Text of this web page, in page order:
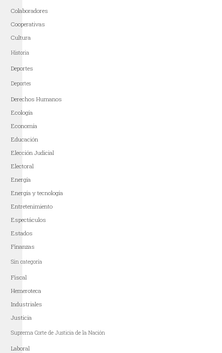
Colaboradores
Cooperativas
Cultura
Historia
Deportes
Deportes
Derechos Humanos
Ecología
Economía
Educación
Elección Judicial
Electoral
Energía
Energía y tecnología
Entretenimiento
Espectáculos
Estados
Finanzas
Sin categoría
Fiscal
Hemeroteca
Industriales
Justicia
Suprema Corte de Justicia de la Nación
Laboral